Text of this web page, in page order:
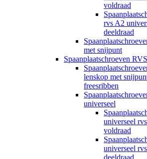
voldraad
rvs A2
deeldraad
met snijpunt
Spaanplaatschroeven
lenskop met
freesribben
universeel
universeel
voldraad
universeel
deeldraad